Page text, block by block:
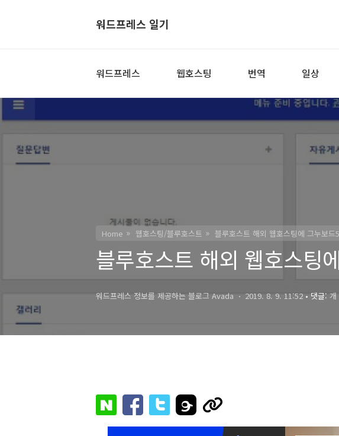
워드프레스 일기
워드프레스 웹호스팅 번역 일상
Home 웹호스팅/블루호스트 블루호스트 해외 웹호스팅에 그누보드
블루호스트 해외 웹호스팅
워드프레스 정보를 제공하는 블로그 Avada 2019. 8. 9. 11:52 • 댓글: 개